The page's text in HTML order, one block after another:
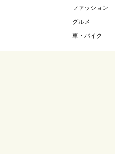
ファッション
グルメ
車・バイク